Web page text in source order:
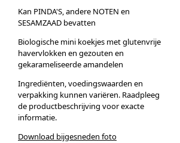
Kan PINDA'S, andere NOTEN en
SESAMZAAD bevatten
Biologische mini koekjes met glutenvrije
havervlokken en gezouten en
gekarameliseerde amandelen
Ingrediënten, voedingswaarden en
verpakking kunnen variëren. Raadpleeg
de productbeschrijving voor exacte
informatie.
Download bijgesneden foto